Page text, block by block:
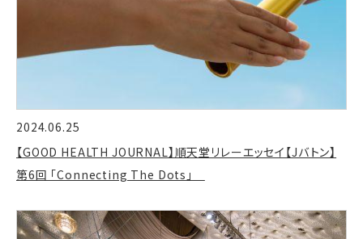
2024.06.25
【GOOD HEALTH JOURNAL】順天堂リレーエッセイ【Jバトン】
第6回 「Connecting The Dots」